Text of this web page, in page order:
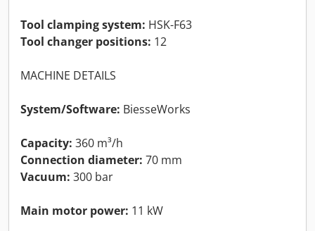
Tool clamping system: HSK-F63
Tool changer positions: 12
MACHINE DETAILS
System/Software: BiesseWorks
Capacity: 360 m³/h
Connection diameter: 70 mm
Vacuum: 300 bar
Main motor power: 11 kW